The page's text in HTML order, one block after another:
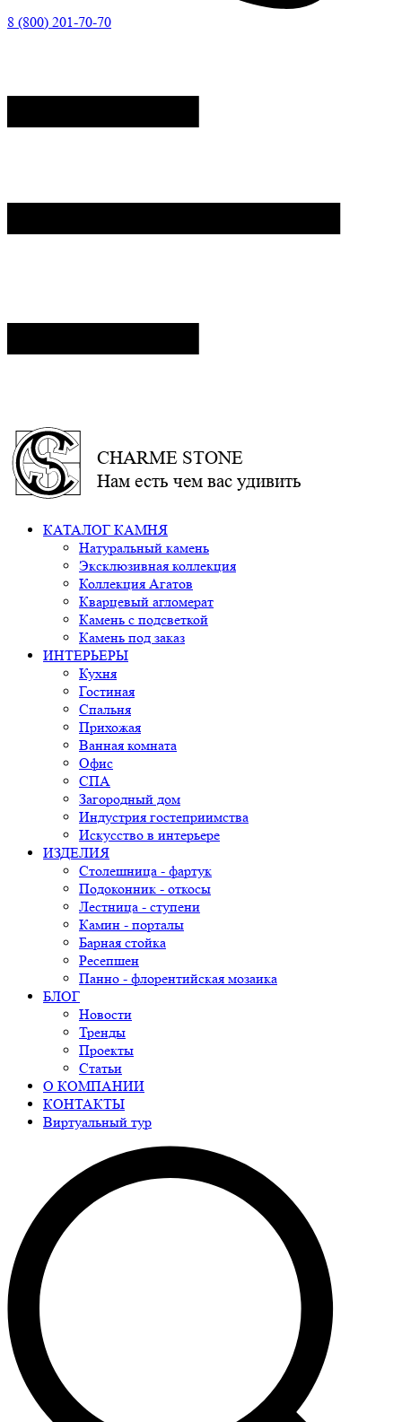
8 (800) 201-70-70
CHARME STONE
Нам есть чем вас удивить
КАТАЛОГ КАМНЯ
Натуральный камень
Эксклюзивная коллекция
Коллекция Агатов
Кварцевый агломерат
Камень с подсветкой
Камень под заказ
ИНТЕРЬЕРЫ
Кухня
Гостиная
Спальня
Прихожая
Ванная комната
Офис
СПА
Загородный дом
Индустрия гостеприимства
Искусство в интерьере
ИЗДЕЛИЯ
Столешница - фартук
Подоконник - откосы
Лестница - ступени
Камин - порталы
Барная стойка
Ресепшен
Панно - флорентийская мозаика
БЛОГ
Новости
Тренды
Проекты
Статьи
О КОМПАНИИ
КОНТАКТЫ
Виртуальный тур